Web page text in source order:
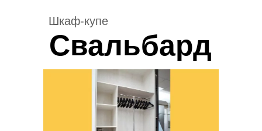
Свальбард
Шкаф-купе